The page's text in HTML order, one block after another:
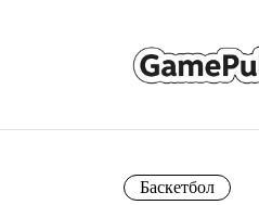
Баскетбол